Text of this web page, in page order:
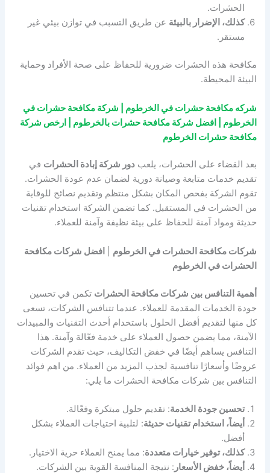
الحشرات.
كذلك، الإضرار بالبيئة عن طريق التسبب في توازن بيئي غير
مستقر.
مكافحة هذه الحشرات ضرورية للحفاظ على صحة الأفراد وحماية
البيئة المحيطة.
شركه مكافحة حشرات في الخرطوم | شركة مكافحة حشرات في
الخرطوم | افضل شركة مكافحة حشرات بالخرطوم | ارخص شركة
مكافحة حشرات الخرطوم
بعد القضاء على الحشرات، يلعبدور شركة إبادة الحشرات في
تقديم خدمات متابعة وصيانة دورية لضمان عدم عودة الحشرات.
تقوم الشركة بفحص المكان بشكل منتظم وتقديم نصائح للوقاية
من الحشرات في المستقبل. كما تضمن الشركة استخدام تقنيات
حديثة ومواد آمنة للحفاظ على بيئة نظيفة وآمنة للعملاء.
شركات مكافحة الحشرات في الخرطوم
افضل شركات مكافحة
الحشرات في الخرطوم
أهمية التنافس بين شركات مكافحة الحشرات تكمن في تحسين
جودة الخدمات المقدمة للعملاء. عندما تتنافس الشركات، تسعى
كل منها لتقديم أفضل الحلول باستخدام أحدث التقنيات والمبيدات
الآمنة، مما يضمن حصول العملاء على خدمة فعّالة وآمنة. هذا
التنافس يساهم أيضًا في خفض التكاليف، حيث تقدم الشركات
عروضًا وأسعارًا تنافسية لجذب المزيد من العملاء. من اهم فوائد
التنافس بين شركات مكافحة الحشرات ما يلي:
تحسين جودة الخدمة: تقديم حلول مبتكرة وفعّالة.
أيضاً، استخدام تقنيات حديثة: لتلبية احتياجات العملاء بشكل
أفضل.
كذلك، توفير خيارات متعددة: مما يمنح العملاء حرية الاختيار.
أيضاً، خفض الأسعار : نتيجة المنافسة القوية بين الشركات.